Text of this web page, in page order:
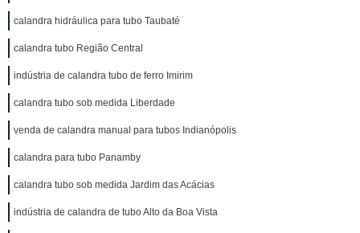
calandra hidráulica para tubo Taubaté
calandra tubo Região Central
indústria de calandra tubo de ferro Imirim
calandra tubo sob medida Liberdade
venda de calandra manual para tubos Indianópolis
calandra para tubo Panamby
calandra tubo sob medida Jardim das Acácias
indústria de calandra de tubo Alto da Boa Vista